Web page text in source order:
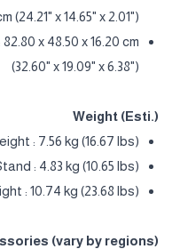
(24.21" x 14.65" x 2.01")
x 48.50 x 16.20 cm
(32.60" x 19.09" x 6.38")
Weight (Esti.)
: 7.56 kg (16.67 lbs)
: 4.83 kg (10.65 lbs)
: 10.74 kg (23.68 lbs)
(vary by regions)